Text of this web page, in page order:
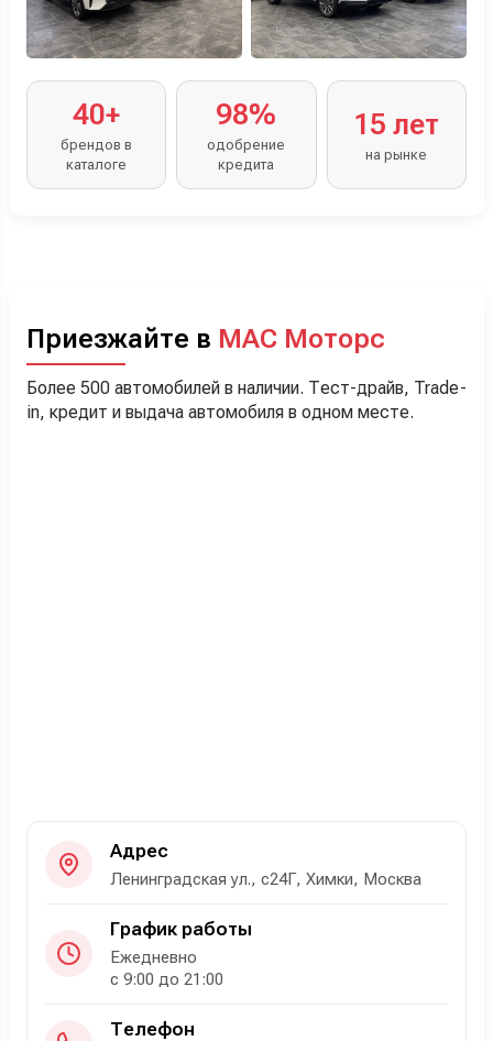
40+
брендов в
каталоге
98%
одобрение
кредита
15 лет
на рынке
Приезжайте в МАС Моторс
Более 500 автомобилей в наличии. Тест-драйв, Trade-
in, кредит и выдача автомобиля в одном месте.
Адрес
Ленинградская ул., с24Г, Химки, Москва
График работы
Ежедневно
с 9:00 до 21:00
Телефон